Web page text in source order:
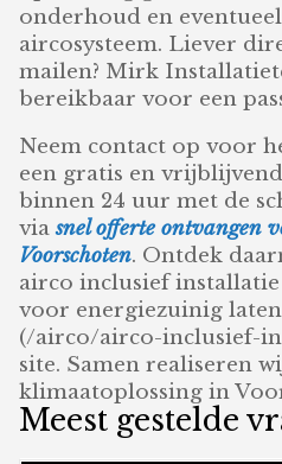
onderhoud en
aircosysteem. Liever
mailen? Mirk
bereikbaar voor een
Neem contact op voor
een gratis en
binnen 24 uur met de
viasnel offerte ontvangen
Voorschoten. Ontdek
airco inclusief
voor energiezuinig
(/airco/airco-inclusief-
site. Samen realiseren
klimaatoplossing in
Meest gestelde